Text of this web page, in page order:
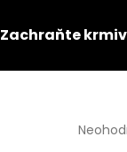
Zachraňte